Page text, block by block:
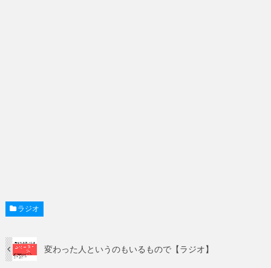
ラジオ
変わった人というのもいるもので【ラジオ】